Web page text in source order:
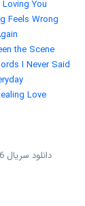
You
Feels Wrong
the Scene
I Never Said
Love
دانلود سریال